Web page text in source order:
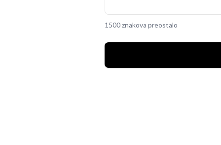
1500 znakova preostalo